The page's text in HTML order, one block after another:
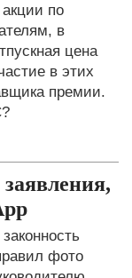
по
в
цена
в этих
премии.
фото